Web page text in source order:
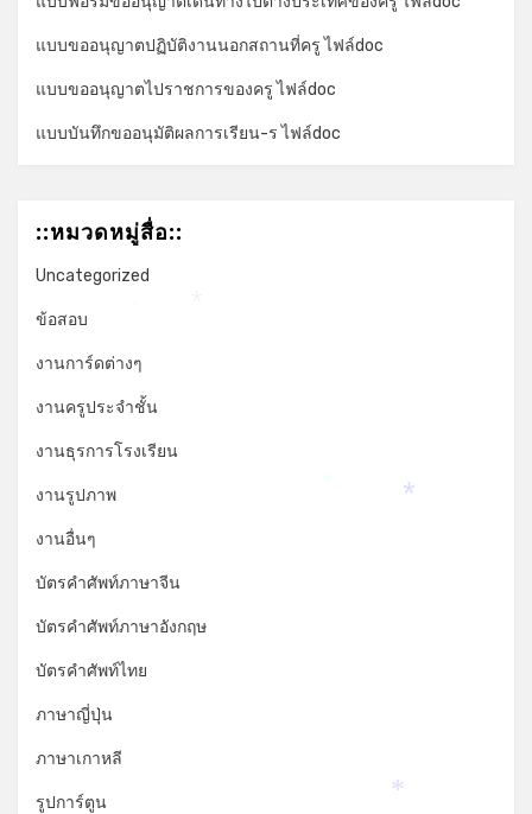
แบบขออนุญาตปฏิบัติงานนอกสถานที่ครู ไฟล์doc
แบบขออนุญาตไปราชการของครู ไฟล์doc
แบบบันทึกขออนุมัติผลการเรียน-ร ไฟล์doc
::หมวดหมู่สื่อ::
Uncategorized
ข้อสอบ
งานการ์ดต่างๆ
งานครูประจำชั้น
งานธุรการโรงเรียน
งานรูปภาพ
งานอื่นๆ
บัตรคำศัพท์ภาษาจีน
บัตรคำศัพท์ภาษาอังกฤษ
บัตรคำศัพท์ไทย
ภาษาญี่ปุ่น
ภาษาเกาหลี
รูปการ์ตูน